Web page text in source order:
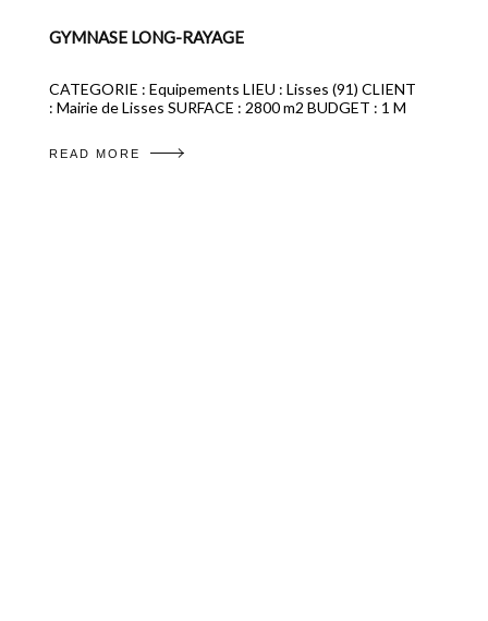
GYMNASE LONG-RAYAGE
CATEGORIE : Equipements LIEU : Lisses (91) CLIENT
: Mairie de Lisses SURFACE : 2800 m2 BUDGET : 1 M
READ MORE